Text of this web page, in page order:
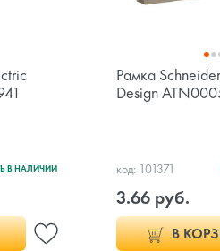
В НАЛИЧИИ
Рамка
Design
код: 101371
3.66 руб.
В